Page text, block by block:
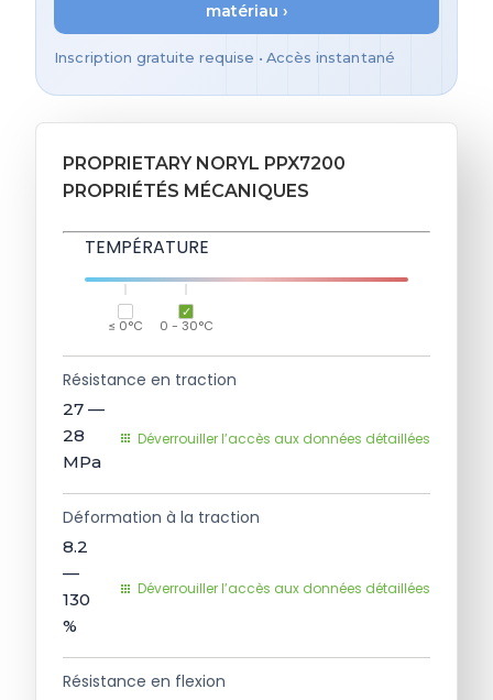
matériau ›
Inscription gratuite requise • Accès instantané
PROPRIETARY NORYL PPX7200
PROPRIÉTÉS MÉCANIQUES
TEMPÉRATURE
≤ 0°C 0 - 30°C
Résistance en traction
27 —
28
MPa
Déverrouiller l’accès aux données détaillées
Déformation à la traction
8.2
—
130
%
Déverrouiller l’accès aux données détaillées
Résistance en flexion